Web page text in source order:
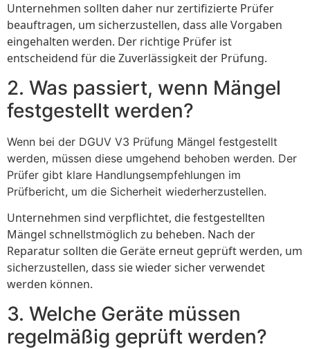
Unternehmen sollten daher nur zertifizierte Prüfer
beauftragen, um sicherzustellen, dass alle Vorgaben
eingehalten werden. Der richtige Prüfer ist
entscheidend für die Zuverlässigkeit der Prüfung.
2. Was passiert, wenn Mängel
festgestellt werden?
Wenn bei der DGUV V3 Prüfung Mängel festgestellt
werden, müssen diese umgehend behoben werden. Der
Prüfer gibt klare Handlungsempfehlungen im
Prüfbericht, um die Sicherheit wiederherzustellen.
Unternehmen sind verpflichtet, die festgestellten
Mängel schnellstmöglich zu beheben. Nach der
Reparatur sollten die Geräte erneut geprüft werden, um
sicherzustellen, dass sie wieder sicher verwendet
werden können.
3. Welche Geräte müssen
regelmäßig geprüft werden?